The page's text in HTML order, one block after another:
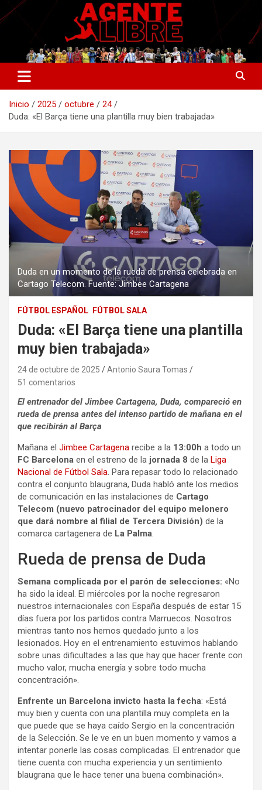
Saltar
al
Agente Libre Digital
La nueva generación del periodismo deportivo.
Inicio 2025 octubre
24
Duda: «El Barça tiene una plantilla muy bien trabajada»
Duda en un momento de la rueda de prensa celebrada en
Cartago Telecom. Fuente: Jimbee Cartagena
FÚTBOL ESPAÑOL FÚTBOL SALA
Duda: «El Barça tiene una plantilla
muy bien trabajada»
24 de octubre de 2025
Antonio Saura Tomas
51 comentarios
El entrenador del Jimbee Cartagena, Duda, compareció en
rueda de prensa antes del intenso partido de mañana en el
que recibirán al Barça
Mañana el Jimbee Cartagena recibe a la 13:00h a todo un
FC Barcelona en el estreno de la jornada 8 de la Liga
Nacional de Fútbol Sala. Para repasar todo lo relacionado
contra el conjunto blaugrana, Duda habló ante los medios
de comunicación en las instalaciones de Cartago
Telecom (nuevo patrocinador del equipo melonero
que dará nombre al filial de Tercera División) de la
comarca cartagenera de La Palma.
Rueda de prensa de Duda
Semana complicada por el parón de selecciones: «No
ha sido la ideal. El miércoles por la noche regresaron
nuestros internacionales con España después de estar 15
días fuera por los partidos contra Marruecos. Nosotros
mientras tanto nos hemos quedado junto a los
lesionados. Hoy en el entrenamiento estuvimos hablando
sobre unas dificultades a las que hay que hacer frente con
mucho valor, mucha energía y sobre todo mucha
concentración».
Enfrente un Barcelona invicto hasta la fecha: «Está
muy bien y cuenta con una plantilla muy completa en la
que puede que se haya caído Sergio en la concentración
de la Selección. Se le ve en un buen momento y vamos a
intentar ponerle las cosas complicadas. El entrenador que
tiene cuenta con mucha experiencia y un sentimiento
blaugrana que le hace tener una buena combinación».